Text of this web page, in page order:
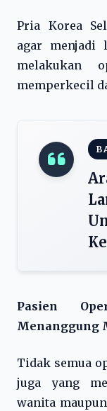
Pria Korea
agar menjadi
melakukan
memperkecil
Pasien
Menanggung
Tidak semua
juga yang
wanita